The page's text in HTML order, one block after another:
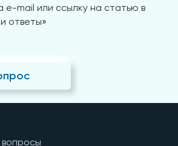
e-mail или ссылку на статью в
ответы»